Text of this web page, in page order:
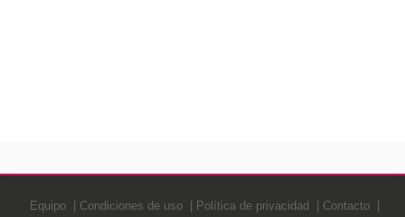
Equipo Condiciones de uso Política de privacidad Contacto